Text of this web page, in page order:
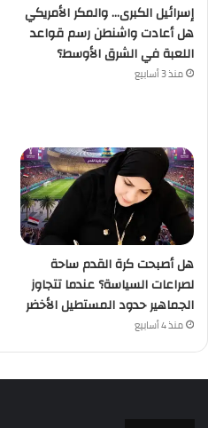
إسرائيل الكبرى… والمكر الأمريكي
هل أعادت واشنطن رسم قواعد
اللعبة في الشرق الأوسط؟
منذ 3 أسابيع
هل أصبحت كرة القدم ساحة
لصراعات السياسة؟ عندما تتجاوز
الجماهير حدود المستطيل الأخضر
منذ 4 أسابيع